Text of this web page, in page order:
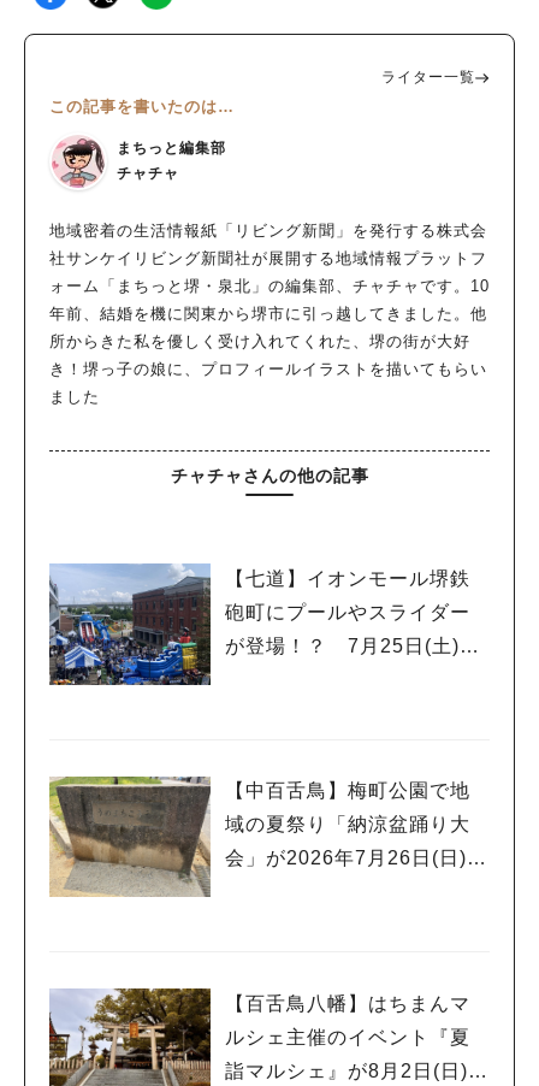
ライター一覧
この記事を書いたのは…
まちっと編集部
チャチャ
地域密着の生活情報紙「リビング新聞」を発行する株式会
社サンケイリビング新聞社が展開する地域情報プラットフ
ォーム「まちっと堺・泉北」の編集部、チャチャです。10
年前、結婚を機に関東から堺市に引っ越してきました。他
所からきた私を優しく受け入れてくれた、堺の街が大好
き！堺っ子の娘に、プロフィールイラストを描いてもらい
ました
チャチャさんの他の記事
【七道】イオンモール堺鉄
砲町にプールやスライダー
が登場！？ 7月25日(土)～
【中百舌鳥】梅町公園で地
域の夏祭り「納涼盆踊り大
会」が2026年7月26日(日)に
【百舌鳥八幡】はちまんマ
ルシェ主催のイベント『夏
詣マルシェ』が8月2日(日)に